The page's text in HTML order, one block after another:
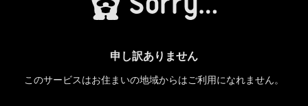
申し訳ありません
このサービスはお住まいの地域からはご利用になれません。